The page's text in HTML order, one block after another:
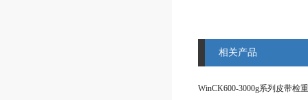
相关产品
WinCK600-3000g系列皮带检